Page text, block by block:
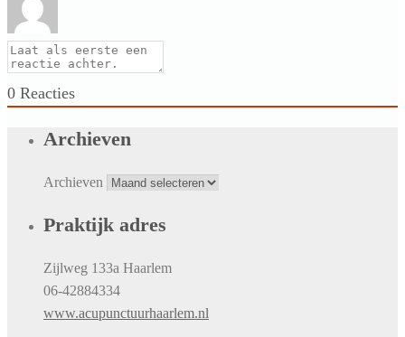
0 Reacties
Archieven
Archieven
Praktijk adres
Zijlweg 133a Haarlem
06-42884334
www.acupunctuurhaarlem.nl